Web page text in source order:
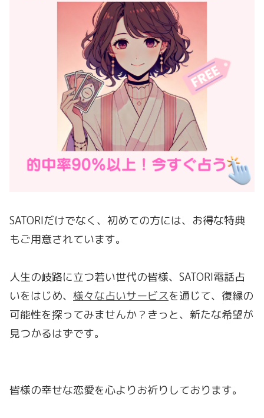
SATORIだけでなく、初めての方には、お得な特典
もご用意されています。
人生の岐路に立つ若い世代の皆様、SATORI電話占
いをはじめ、 様々な占いサービスを通じて、復縁の
可能性を探ってみませんか？きっと、新たな希望が
見つかるはずです。
皆様の幸せな恋愛を心よりお祈りしております。